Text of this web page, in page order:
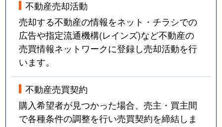
不動産売却活動
売却する不動産の情報をネット・チラシでの
広告や指定流通機構(レインズ)など不動産の
売買情報ネットワークに登録し売却活動を行
います。
不動産売買契約
購入希望者が見つかった場合、売主・買主間
で各種条件の調整を行い売買契約を締結しま